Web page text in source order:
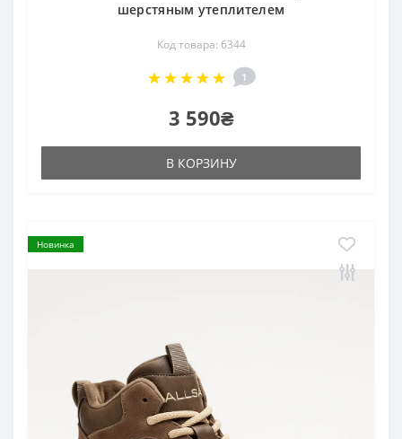
шерстяным утеплителем
Код товара: 6344
1
3 590₴
В КОРЗИНУ
Новинка